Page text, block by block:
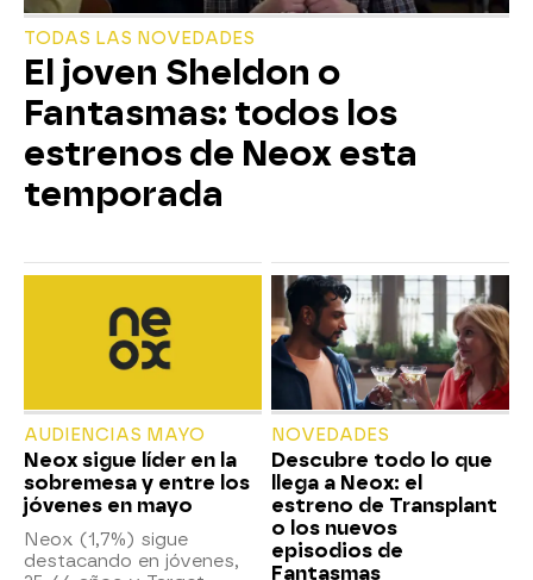
TODAS LAS NOVEDADES
El joven Sheldon o
Fantasmas: todos los
estrenos de Neox esta
temporada
AUDIENCIAS MAYO
Neox sigue líder en la
sobremesa y entre los
jóvenes en mayo
Neox (1,7%) sigue
destacando en jóvenes,
NOVEDADES
Descubre todo lo que
llega a Neox: el
estreno de Transplant
o los nuevos
episodios de
Fantasmas